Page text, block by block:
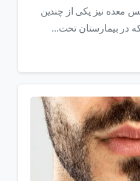
معده نیز یکی از چندین
در بیمارستان تحت...